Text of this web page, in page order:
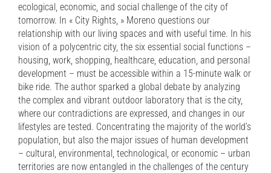
ecological, economic, and social challenge of the city of
tomorrow. In « City Rights, » Moreno questions our
relationship with our living spaces and with useful time. In his
vision of a polycentric city, the six essential social functions –
housing, work, shopping, healthcare, education, and personal
development – must be accessible within a 15-minute walk or
bike ride. The author sparked a global debate by analyzing
the complex and vibrant outdoor laboratory that is the city,
where our contradictions are expressed, and changes in our
lifestyles are tested. Concentrating the majority of the world’s
population, but also the major issues of human development
– cultural, environmental, technological, or economic – urban
territories are now entangled in the challenges of the century